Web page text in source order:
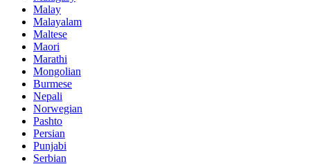
Malay
Malayalam
Maltese
Maori
Marathi
Mongolian
Burmese
Nepali
Norwegian
Pashto
Persian
Punjabi
Serbian